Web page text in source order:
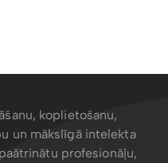
koplietošanu,
un mākslīgā intelekta
profesionāļu,